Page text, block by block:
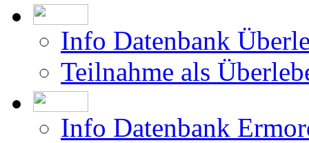
Info Datenbank
Teilnahme als
Info Datenbank